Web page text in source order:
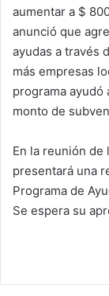
aumentar a $
anunció que
ayudas a través
más empresas
programa ayudó
monto de
En la reunión de
presentará una
Programa de
Se espera su